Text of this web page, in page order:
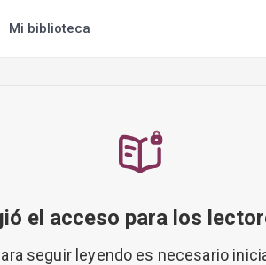
Mi biblioteca
el acceso para los
seguir leyendo es necesario